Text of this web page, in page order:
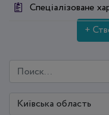
Спеціалізоване
+
Київська область